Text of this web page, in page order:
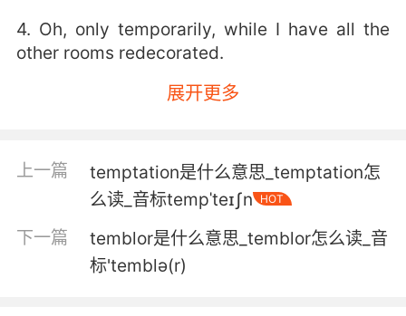
4. Oh, only temporarily, while I have all the
other rooms redecorated.
暂时的 只是在我重新装修其它屋子期间
only temporarily.
你希望你将来的财富消失 但只是暂时性的
6. We're here to make a deal, but we need to
be here temporarily.
展开更多
上一篇
temptation是什么意思_temptation怎
么读_音标tempˈteɪʃn
HOT
下一篇
temblor是什么意思_temblor怎么读_音
标'temblə(r)